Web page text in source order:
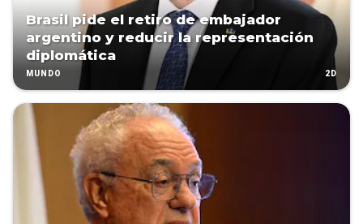
Brasil pide el retiro de embajador
argentino y reducir la representación
diplomática
MUNDO 2D